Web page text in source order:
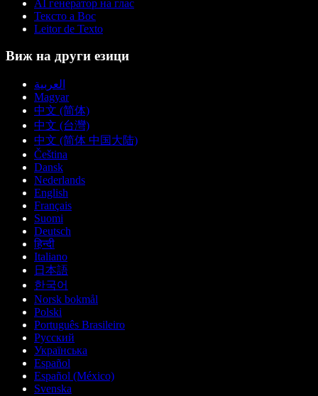
AI генератор на глас
Тексто а Вос
Leitor de Texto
Виж на други езици
العربية
Magyar
中文 (简体)
中文 (台灣)
中文 (简体 中国大陆)
Čeština
Dansk
Nederlands
English
Français
Suomi
Deutsch
हिन्दी
Italiano
日本語
한국어
Norsk bokmål
Polski
Português Brasileiro
Русский
Українська
Español
Español (México)
Svenska